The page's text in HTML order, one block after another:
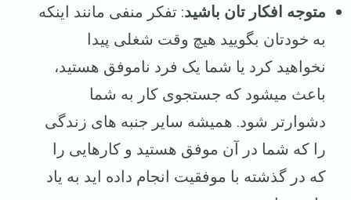
متوجه افکار تان باشید: تفکر منفی مانند اینکه
به خودتان بگویید هیچ وقت شغلی پیدا
نخواهید کرد یا شما یک فرد ناموفق هستید،
باعث میشود که جستجوی کار به شما
دشوارتر شود. همیشه سایر جنبه های زندگی
را که شما در آن موفق هستید و کارهایی را
که در گذشته با موفقیت انجام داده اید به یاد